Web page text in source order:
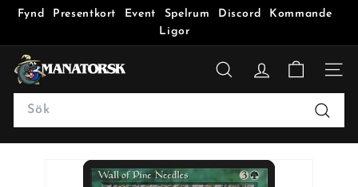
Fynd Presentkort Event Spelrum Discord
Kommande
Ligor
M
a
a
t
SÖK
Search
Sök